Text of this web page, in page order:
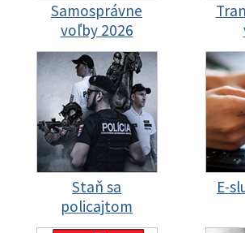
Samosprávne
voľby 2026
Staň sa
policajtom
E-